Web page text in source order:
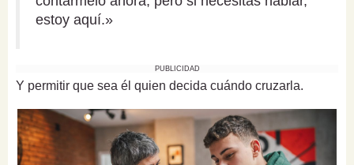
estoy aquí.»
PUBLICIDAD
Y permitir que sea él quien decida cuándo cruzarla.